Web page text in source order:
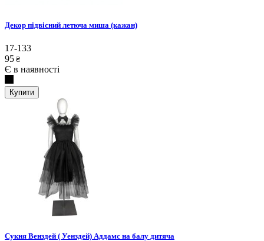
Декор підвісний летюча миша (кажан)
17-133
95 ₴
Є в наявності
Купити
Сукня Венздей ( Уенздей) Аддамс на балу дитяча